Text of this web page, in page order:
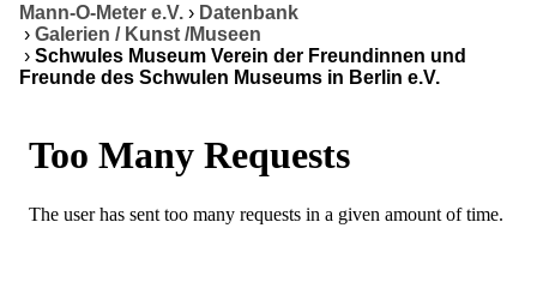
Mann-O-Meter e.V. › Datenbank
› Galerien / Kunst /Museen
› Schwules Museum Verein der Freundinnen und
Freunde des Schwulen Museums in Berlin e.V.